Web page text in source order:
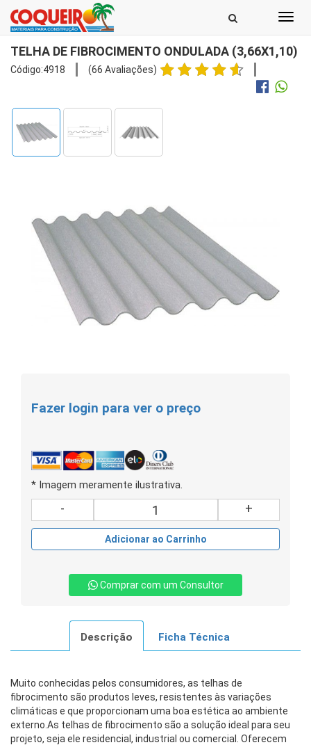
TELHA DE FIBROCIMENTO ONDULADA (3,66X1,10)
Código:4918 (66 Avaliações)
Fazer login para ver o preço
* Imagem meramente ilustrativa.
- +
Adicionar ao Carrinho
Comprar com um Consultor
Descrição Ficha Técnica
Muito conhecidas pelos consumidores, as telhas de
fibrocimento são produtos leves, resistentes às variações
climáticas e que proporcionam uma boa estética ao ambiente
externo.As telhas de fibrocimento são a solução ideal para seu
projeto, seja ele residencial, industrial ou comercial. Oferecem